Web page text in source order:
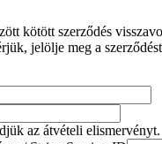
kötött szerződés
jelölje meg a
az átvételi elismervényt.